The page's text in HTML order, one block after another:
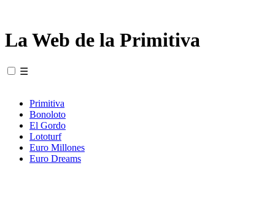
La Web de la Primitiva
☰
Primitiva
Bonoloto
El Gordo
Lototurf
Euro Millones
Euro Dreams